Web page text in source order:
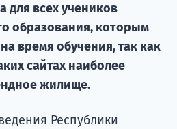
для всех учеников
образования, которым
время обучения, так как
сайтах наиболее
жилище.
Республики